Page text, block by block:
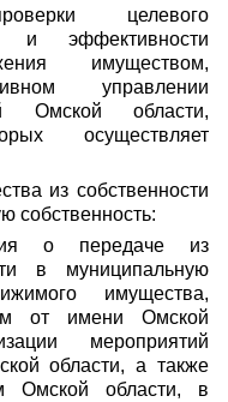
целевого
и эффективности
имуществом,
управлении
Омской области,
осуществляет
из собственности
собственность:
о передаче из
в муниципальную
имущества,
от имени Омской
мероприятий
области, а также
Омской области, в